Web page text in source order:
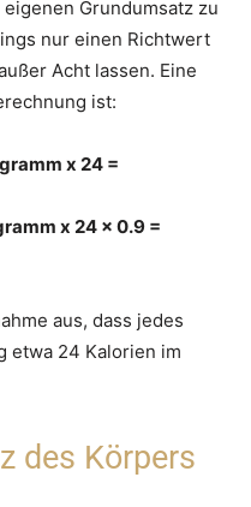
Grundumsatz zu
nur einen Richtwert
Acht lassen. Eine
ist:
x 24 =
x 24 x 0.9 =
aus, dass jedes
etwa 24 Kalorien im
des Körpers